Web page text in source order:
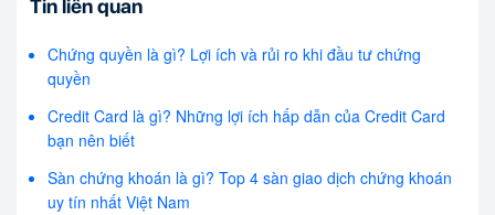
Tin liên quan
Chứng quyền là gì? Lợi ích và rủi ro khi đầu tư chứng
quyền
Credit Card là gì? Những lợi ích hấp dẫn của Credit Card
bạn nên biết
Sàn chứng khoán là gì? Top 4 sàn giao dịch chứng khoán
uy tín nhất Việt Nam